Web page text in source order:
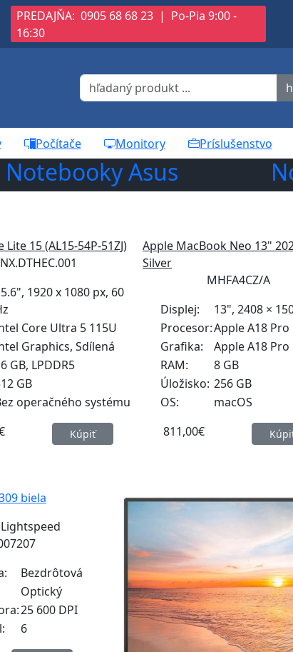
PREDAJŇA: 0905 68 68 23 | Po-Pia 9:00 -
16:30
Počítače Monitory Príslušenstvo
Notebooky Asus
Lite 15 (AL15-54P-51ZJ)
NX.DTHEC.001
1920 x 1080 px, 60
Core Ultra 5 115U
Graphics, Sdílená
GB, LPDDR5
GB
operačného systému
Kúpiť
Apple MacBook Neo 13"
Silver
MHFA4CZ/A
Displej:
13", 2408 ×
Procesor:Apple A18 Pro
Grafika:
Apple A18 Pro
RAM:
8 GB
Úložisko: 256 GB
OS:
macOS
811,00€
Bezdrôtová
Optický
25 600 DPI
6